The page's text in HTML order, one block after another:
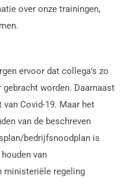
over onze trainingen,
ervoor dat collega’s zo
worden. Daarnaast
Covid-19. Maar het
van de beschreven
bedrijfsnoodplan is
van
ministeriële regeling